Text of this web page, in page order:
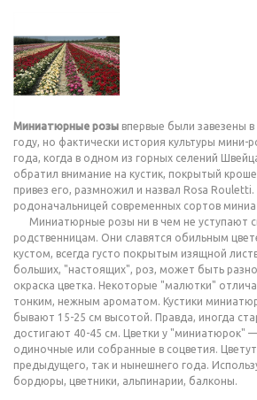
Миниатюрные розы впервые были завезены в
году, но фактически история культуры мини-
года, когда в одном из горных селений
обратил внимание на кустик, покрытый
привез его, размножил и назвал Rosa
родоначальницей современных сортов
Миниатюрные розы ни в чем не уступают
родственницам. Они славятся обильным
кустом, всегда густо покрытым изящной
больших, "настоящих", роз, может быть
окраска цветка. Некоторые "малютки"
тонким, нежным ароматом. Кустики
бывают 15-25 см высотой. Правда, иногда
достигают 40-45 см. Цветки у "миниатюрок"
одиночные или собранные в соцветия.
предыдущего, так и нынешнего года.
бордюры, цветники, альпинарии, балконы.